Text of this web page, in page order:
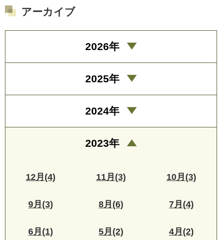
アーカイブ
2026年
2025年
2024年
2023年
12月(4) 11月(3) 10月(3)
9月(3) 8月(6) 7月(4)
6月(1) 5月(2) 4月(2)